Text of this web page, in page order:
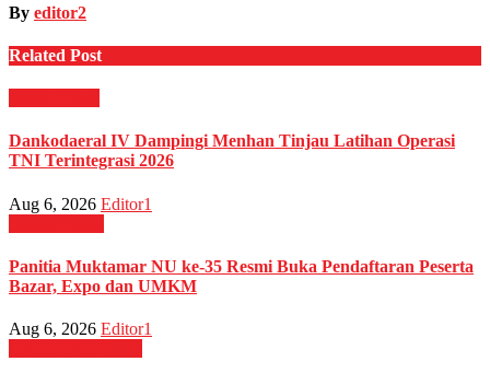
By editor2
Related Post
Dankodaeral IV Dampingi Menhan Tinjau Latihan Operasi
TNI Terintegrasi 2026
Aug 6, 2026 Editor1
Panitia Muktamar NU ke-35 Resmi Buka Pendaftaran Peserta
Bazar, Expo dan UMKM
Aug 6, 2026 Editor1